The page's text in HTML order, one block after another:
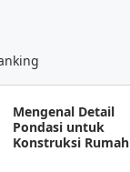
Mengenal Detail
Pondasi untuk
Konstruksi Rumah